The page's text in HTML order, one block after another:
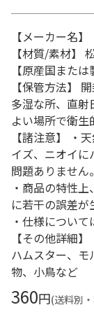
【メーカー名
【材質/素材】
【原産国また
【保管方法】
多湿な所、直射
よい場所で衛生
【諸注意】 ・
イズ、ニオイ
問題ありません。
・商品の特性
に若干の誤差が
・仕様につい
【その他詳細】
ハムスター、
物、小鳥など
360円(送料別